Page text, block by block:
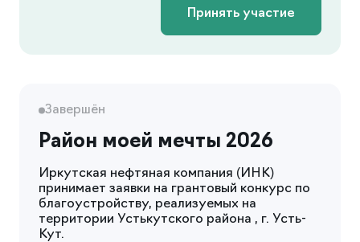
Принять участие
Завершён
Район моей мечты 2026
Иркутская нефтяная компания (ИНК)
принимает заявки на грантовый конкурс по
благоустройству, реализуемых на
территории Устькутского района , г. Усть-
Кут.